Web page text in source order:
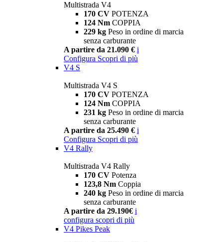
Multistrada V4
170 CV POTENZA
124 Nm COPPIA
229 kg Peso in ordine di marcia
senza carburante
A partire da 21.090 € i
Configura Scopri di più
V4 S
Multistrada V4 S
170 CV POTENZA
124 Nm COPPIA
231 kg Peso in ordine di marcia
senza carburante
A partire da 25.490 € i
Configura Scopri di più
V4 Rally
Multistrada V4 Rally
170 CV Potenza
123,8 Nm Coppia
240 kg Peso in ordine di marcia
senza carburante
A partire da 29.190€ i
configura scopri di più
V4 Pikes Peak